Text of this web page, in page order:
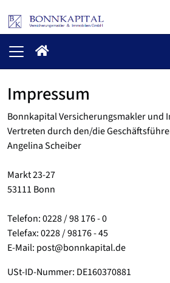
Impressum
Bonnkapital Versicherungsmakler und
Vertreten durch den/die
Angelina Scheiber
Markt 23-27
53111 Bonn
Telefon: 0228 / 98 176 - 0
Telefax: 0228 / 98176 - 45
E-Mail: post@bonnkapital.de
USt-ID-Nummer: DE160370881